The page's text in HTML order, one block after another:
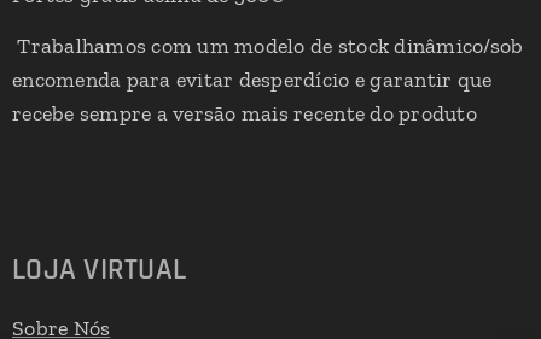
Trabalhamos com um modelo de stock dinâmico/sob
encomenda para evitar desperdício e garantir que
recebe sempre a versão mais recente do produto
LOJA VIRTUAL
Sobre Nós